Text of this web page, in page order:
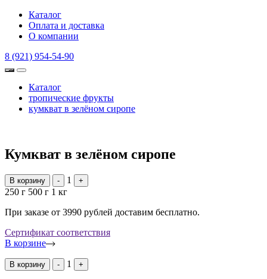
Каталог
Оплата и доставка
О компании
8 (921) 954-54-90
Каталог
тропические фрукты
кумкват в зелёном сиропе
Кумкват в зелёном сиропе
В корзину - 1 +
250 г 500 г 1 кг
При заказе от 3990 рублей доставим бесплатно.
Сертификат соответствия
В корзине
В корзину - 1 +